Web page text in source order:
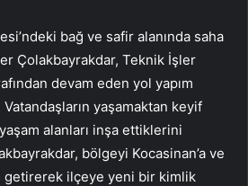
bağ ve safir alanında saha
Çolakbayrakdar, Teknik İşler
devam eden yol yapım
Vatandaşların yaşamaktan keyif
alanları inşa ettiklerini
bölgeyi Kocasinan’a ve
getirerek ilçeye yeni bir kimlik